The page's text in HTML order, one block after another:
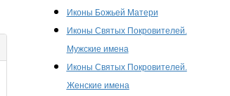
Иконы Божьей Матери
Иконы Святых Покровителей.
Мужские имена
Иконы Святых Покровителей.
Женские имена